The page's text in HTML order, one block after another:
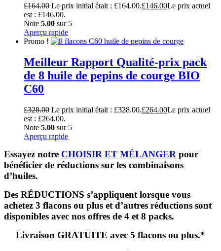
£164.00 Le prix initial était : £164.00.£146.00Le prix actuel
est : £146.00.
Note 5.00 sur 5
Aperçu rapide
Promo !
Meilleur Rapport Qualité-prix pack
de 8 huile de pepins de courge BIO
C60
£328.00 Le prix initial était : £328.00.£264.00Le prix actuel
est : £264.00.
Note 5.00 sur 5
Aperçu rapide
Essayez notre CHOISIR ET MÉLANGER pour
bénéficier de réductions sur les combinaisons
d’huiles.
Des RÉDUCTIONS s’appliquent lorsque vous
achetez 3 flacons ou plus et d’autres réductions sont
disponibles avec nos offres de 4 et 8 packs.
Livraison GRATUITE avec 5 flacons ou plus.*